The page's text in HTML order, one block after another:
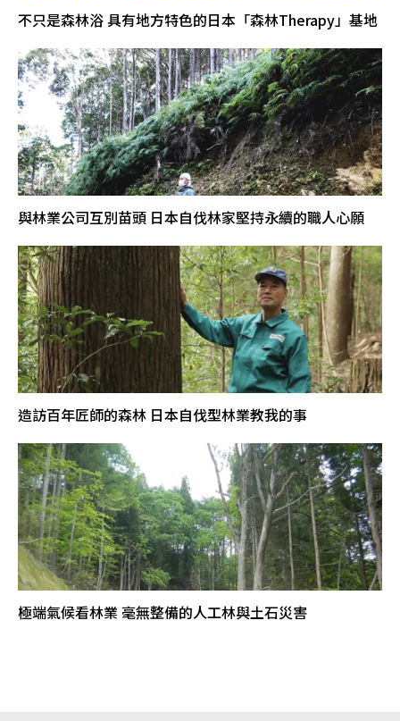
不只是森林浴 具有地方特色的日本「森林Therapy」基地
與林業公司互別苗頭 日本自伐林家堅持永續的職人心願
造訪百年匠師的森林 日本自伐型林業教我的事
極端氣候看林業 毫無整備的人工林與土石災害